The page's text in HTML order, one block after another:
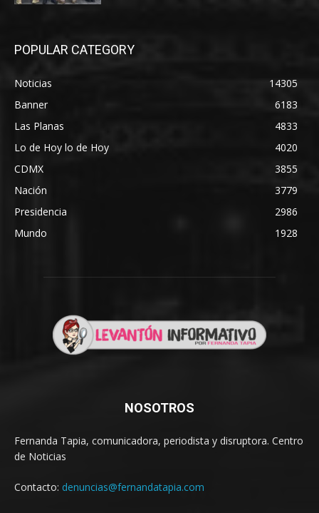
POPULAR CATEGORY
Noticias
14305
Banner
6183
Las Planas
4833
Lo de Hoy lo de Hoy
4020
CDMX
3855
Nación
3779
Presidencia
2986
Mundo
1928
NOSOTROS
Fernanda Tapia, comunicadora, periodista y disruptora. Centro
de Noticias
Contacto: denuncias@fernandatapia.com